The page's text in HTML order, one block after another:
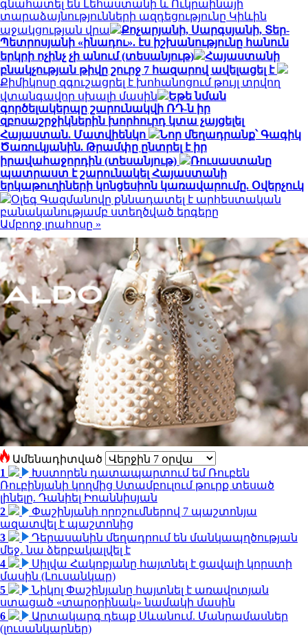
գնահատել են Լեհաստանի և Ուկրաինայի
տարաձայնությունների ազդեցությունը Կիևին
աջակցության վրա
Քոչարյանի, Սարգսյանի, Տեր-
Պետրոսյանի «ինադու». էս իշխանությունը հանուն
երկրի ոչինչ չի անում (տեսանյութ)
Հայաստանի
բնակչության թիվը շուրջ 7 հազարով ավելացել է
Քիմիկոսը զգուշացրել է խոհանոցում թույլ տրվող
վտանգավոր սխալի մասին
Եթե նման
գործելակերպը շարունակվի ՌԴ-ն իր
զբոսաշրջիկներին խորհուրդ կտա չայցելել
Հայաստան. Մատվիենկո
Նոր մեղադրանք՝ Գագիկ
Ծառուկյանին. Թրամփը ընտրել է իր
իրավահաջորդին (տեսանյութ)
Ռուսաստանը
պատրաստ է շարունակել Հայաստանի
երկաթուղիների կոնցեսիոն կառավարումը. Օվերչուկ
Օլեգ Գազմանովը քննադատել է արհեստական
բանականությամբ ստեղծված երգերը
Ամբողջ լրահոսը »
Ամենադիտված
1
Խստորեն դատապարտում եմ Ռուբեն
Ռուբինյանի կողմից Ստամբուլում թուրք տեսած
լինելը. Դանիել Իոաննիսյան
2
Փաշինյանի որոշումներով 7 պաշտոնյա
ազատվել է պաշտոնից
3
Դերասանին մեղադրում են մանկապղծության
մեջ․ նա ձերբակալվել է
4
Սիլվա Հակոբյանը հայտնել է ցավալի կորստի
մասին (Լուսանկար)
5
Նիկոլ Փաշինյանը հայտնել է առավոտյան
ստացած «տարօրինակ» նամակի մասին
6
Արտակարգ դեպք Սևանում. Մանրամասներ
(լուսանկարներ)